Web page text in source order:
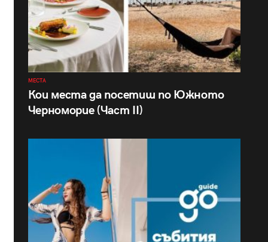
МЕСТА
Кои места да посетиш по Южното
Черноморие (Част II)